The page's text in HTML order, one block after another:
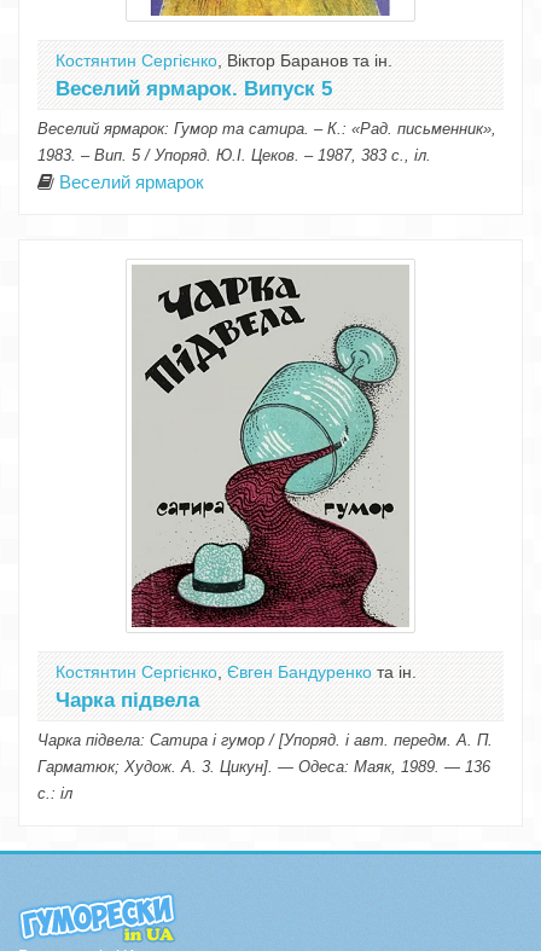
Костянтин Сергієнко , Віктор Баранов та ін.
Веселий ярмарок. Випуск 5
Веселий ярмарок: Гумор та сатира. – К.: «Рад. письменник»,
1983. – Вип. 5 / Упоряд. Ю.І. Цеков. – 1987, 383 с., іл.
Веселий ярмарок
Костянтин Сергієнко Євген Бандуренко та ін.
Чарка підвела
Чарка підвела: Сатира і гумор / [Упоряд. і авт. передм. А. П.
Гарматюк; Худож. А. 3. Цикун]. — Одеса: Маяк, 1989. — 136
с.: іл